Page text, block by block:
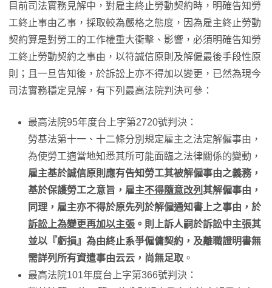
目前司法實務見解中，對雇主終止勞動契約時，明確告知勞
工終止事由乙事，採取較為嚴格之態度，因為雇主終止勞動
契約算是對勞工的工作權重大衝擊、影響，必須明確告知勞
工終止勞動契約之事由，以符誠信原則及解僱最後手段性原
則；且一旦告知後，於訴訟上亦不得加以變更，已然為現今
司法實務穩定見解，有下列最高法院判決可參：
最高法院95年度台上字第2720號判決：
勞基法第十一、十二條分別規定雇主之法定解僱事由，
為使勞工適當地知悉其所可能面臨之法律關係的變動，
雇主基於誠信原則應有告知勞工其被解僱事由之義務，
基於保護勞工之意旨，雇主不得隨意改列 其解僱事由，
同理，雇主亦不得於原先列於解僱通知書上之事由，於
訴訟上為變更再加以主張 。則上訴人嗣於訴訟中主張其
並以『虧損』為由終止系爭僱傭契約，及離職證明書無
需詳列所有資遣事由云云，尚無足取 。
最高法院101年度台上字第366號判決：